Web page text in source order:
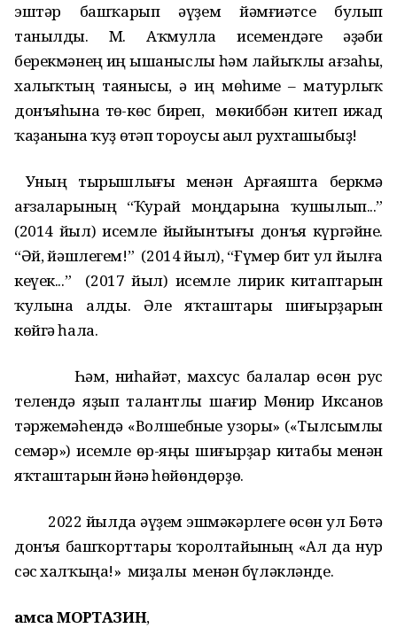
эштәр башҡарып әүҙем йәмғиәтсе булып
танылды. М.
Аҡмулла исемендәге әҙәби
берекмәнең иң ышаныслы һәм лайыҡлы ағзаһы,
халыҡтың таянысы, ә иң мөһиме – матурлыҡ
донъяһына төҫ-көс биреп, мөкиббән китеп ижад
ҡаҙанына ҡуҙ өҫтәп тороусы аҫыл рухташыбыҙ!
Уның тырышлығы менән Арғаяшта беркмә
ағзаларының “Ҡурай моңдарына ҡушылып...”
(2014 йыл) исемле йыйынтығы донъя күргәйне.
“Әй, йәшлегем!” (2014 йыл), “Ғүмер бит ул йылға
кеүек...” (2017 йыл) исемле лирик китаптарын
ҡулына алды. Әле яҡташтары шиғырҙарын
көйгә һала.
Һәм, ниһайәт, махсус балалар өсөн рус
телендә яҙып талантлы шағир Мөнир Иксанов
тәржемәһендә «Волшебные узоры» («Тылсымлы
семәр») исемле өр-яңы шиғырҙар китабы менән
яҡташтарын йәнә һөйөндөрҙө.
2022 йылда әүҙем эшмәкәрлеге өсөн ул Бөтә
донъя башҡорттары ҡоролтайының «Ал да нур
сәс халҡыңа!» миҙалы менән бүләкләнде.
Ҡамса МОРТАЗИН,